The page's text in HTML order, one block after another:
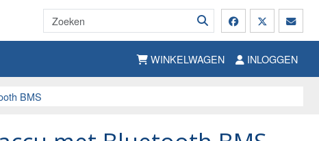
WINKELWAGEN INLOGGEN
BMS